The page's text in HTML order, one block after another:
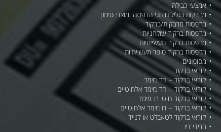
אמצעי כבילה
מדבקות בגלילים תגי הדפסה ומוצרי סימון
מדפסות מדבקות/ברקוד
מדפסות ברקוד שולחניות
מדפסות ברקוד תעשייתיות
מדפסות ברקוד סופר תעשייתיות
מסופונים
קוראי ברקוד
קוראי ברקוד – חד מימד
קוראי ברקוד – חד מימד אלחוטיים
קוראי ברקוד חוטי דו מימד
קוראי ברקוד – דו מימד אלחוטיים
קוראי ברקוד לטאבלט או לנייד
רדידי דיו